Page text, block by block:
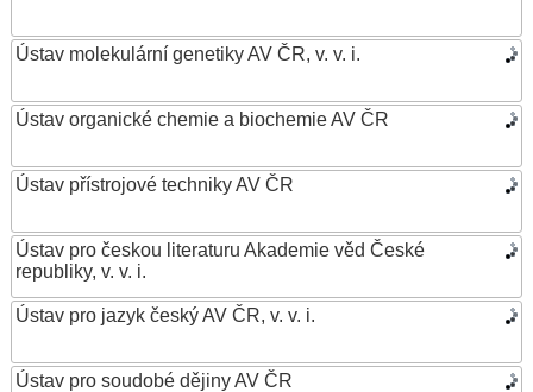
Ústav molekulární genetiky AV ČR, v. v. i.
Ústav organické chemie a biochemie AV ČR
Ústav přístrojové techniky AV ČR
Ústav pro českou literaturu Akademie věd České
republiky, v. v. i.
Ústav pro jazyk český AV ČR, v. v. i.
Ústav pro soudobé dějiny AV ČR